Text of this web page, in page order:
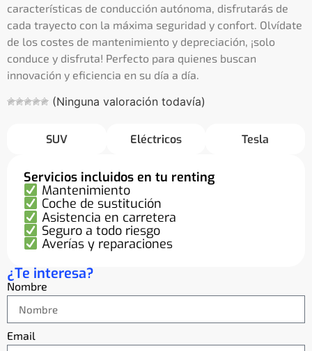
características de conducción autónoma, disfrutarás de
cada trayecto con la máxima seguridad y confort. Olvídate
de los costes de mantenimiento y depreciación, ¡solo
conduce y disfruta! Perfecto para quienes buscan
innovación y eficiencia en su día a día.
(Ninguna valoración todavía)
SUV Eléctricos Tesla
Servicios incluidos en tu renting
Mantenimiento
Coche de sustitución
Asistencia en carretera
Seguro a todo riesgo
Averías y reparaciones
¿Te interesa?
Nombre
Email